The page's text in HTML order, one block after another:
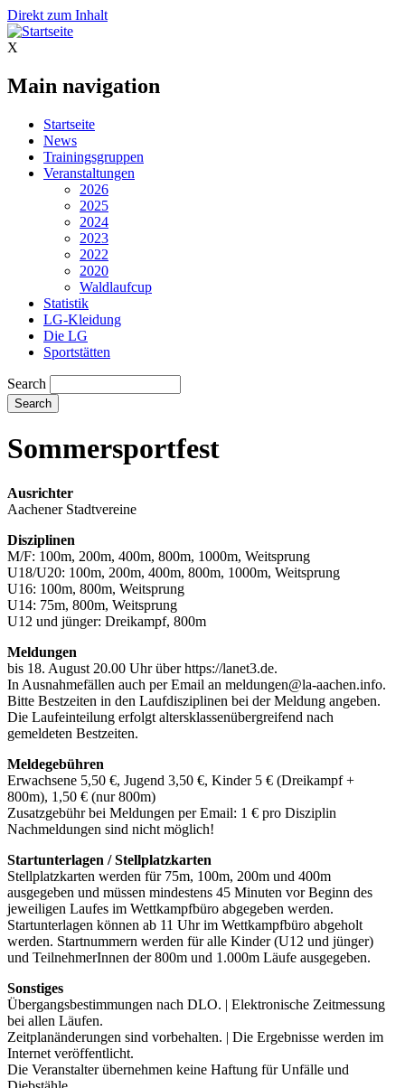
Direkt zum Inhalt
X
Main navigation
Startseite
News
Trainingsgruppen
Veranstaltungen
2026
2025
2024
2023
2022
2020
Waldlaufcup
Statistik
LG-Kleidung
Die LG
Sportstätten
Search
Sommersportfest
Ausrichter
Aachener Stadtvereine
Disziplinen
M/F: 100m, 200m, 400m, 800m, 1000m, Weitsprung
U18/U20: 100m, 200m, 400m, 800m, 1000m, Weitsprung
U16: 100m, 800m, Weitsprung
U14: 75m, 800m, Weitsprung
U12 und jünger: Dreikampf, 800m
Meldungen
bis 18. August 20.00 Uhr über https://lanet3.de.
In Ausnahmefällen auch per Email an meldungen@la-aachen.info.
Bitte Bestzeiten in den Laufdisziplinen bei der Meldung angeben.
Die Laufeinteilung erfolgt altersklassenübergreifend nach
gemeldeten Bestzeiten.
Meldegebühren
Erwachsene 5,50 €, Jugend 3,50 €, Kinder 5 € (Dreikampf +
800m), 1,50 € (nur 800m)
Zusatzgebühr bei Meldungen per Email: 1 € pro Disziplin
Nachmeldungen sind nicht möglich!
Startunterlagen / Stellplatzkarten
Stellplatzkarten werden für 75m, 100m, 200m und 400m
ausgegeben und müssen mindestens 45 Minuten vor Beginn des
jeweiligen Laufes im Wettkampfbüro abgegeben werden.
Startunterlagen können ab 11 Uhr im Wettkampfbüro abgeholt
werden. Startnummern werden für alle Kinder (U12 und jünger)
und TeilnehmerInnen der 800m und 1.000m Läufe ausgegeben.
Sonstiges
Übergangsbestimmungen nach DLO. | Elektronische Zeitmessung
bei allen Läufen.
Zeitplanänderungen sind vorbehalten. | Die Ergebnisse werden im
Internet veröffentlicht.
Die Veranstalter übernehmen keine Haftung für Unfälle und